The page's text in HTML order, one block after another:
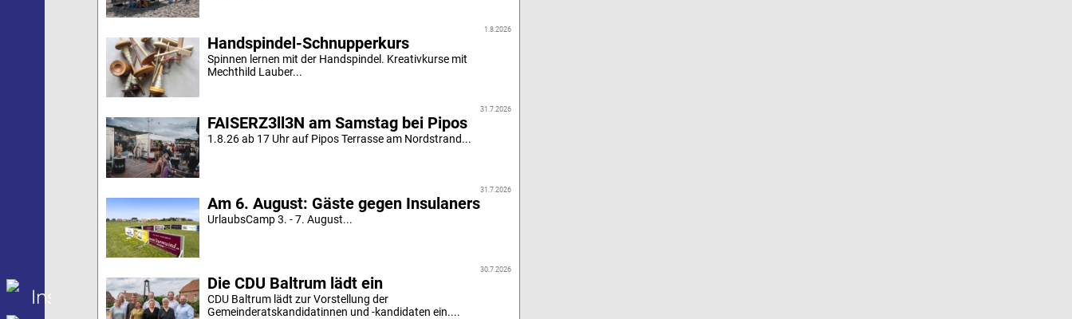
1.8.2026
Handspindel-Schnupperkurs
Spinnen lernen mit der Handspindel. Kreativkurse mit
Mechthild Lauber...
31.7.2026
FAISERZ3ll3N am Samstag bei Pipos
1.8.26 ab 17 Uhr auf Pipos Terrasse am Nordstrand...
31.7.2026
Am 6. August: Gäste gegen Insulaners
UrlaubsCamp 3. - 7. August...
30.7.2026
Die CDU Baltrum lädt ein
CDU Baltrum lädt zur Vorstellung der
Gemeinderatskandidatinnen und -kandidaten ein....
Insel Baltrum